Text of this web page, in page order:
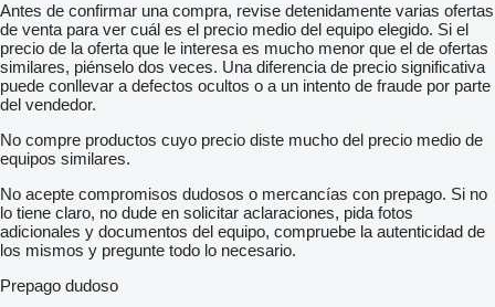
Antes de confirmar una compra, revise detenidamente varias ofertas
de venta para ver cuál es el precio medio del equipo elegido. Si el
precio de la oferta que le interesa es mucho menor que el de ofertas
similares, piénselo dos veces. Una diferencia de precio significativa
puede conllevar a defectos ocultos o a un intento de fraude por parte
del vendedor.
No compre productos cuyo precio diste mucho del precio medio de
equipos similares.
No acepte compromisos dudosos o mercancías con prepago. Si no
lo tiene claro, no dude en solicitar aclaraciones, pida fotos
adicionales y documentos del equipo, compruebe la autenticidad de
los mismos y pregunte todo lo necesario.
Prepago dudoso